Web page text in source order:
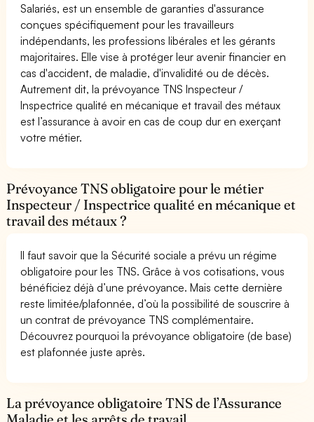
Salariés, est un ensemble de garanties d'assurance
conçues spécifiquement pour les travailleurs
indépendants, les professions libérales et les gérants
majoritaires. Elle vise à protéger leur avenir financier en
cas d'accident, de maladie, d'invalidité ou de décès.
Autrement dit, la prévoyance TNS Inspecteur /
Inspectrice qualité en mécanique et travail des métaux
est l’assurance à avoir en cas de coup dur en exerçant
votre métier.
Prévoyance TNS obligatoire pour le métier
Inspecteur / Inspectrice qualité en mécanique et
travail des métaux ?
Il faut savoir que la Sécurité sociale a prévu un régime
obligatoire pour les TNS. Grâce à vos cotisations, vous
bénéficiez déjà d’une prévoyance. Mais cette dernière
reste limitée/plafonnée, d’où la possibilité de souscrire à
un contrat de prévoyance TNS complémentaire.
Découvrez pourquoi la prévoyance obligatoire (de base)
est plafonnée juste après.
La prévoyance obligatoire TNS de l’Assurance